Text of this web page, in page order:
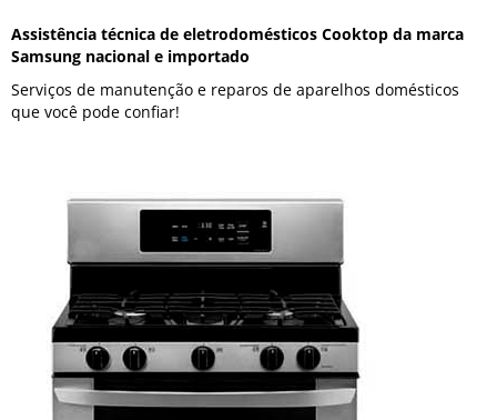
Assistência técnica de eletrodomésticos Cooktop da marca
Samsung nacional e importado
Serviços de manutenção e reparos de aparelhos domésticos
que você pode confiar!